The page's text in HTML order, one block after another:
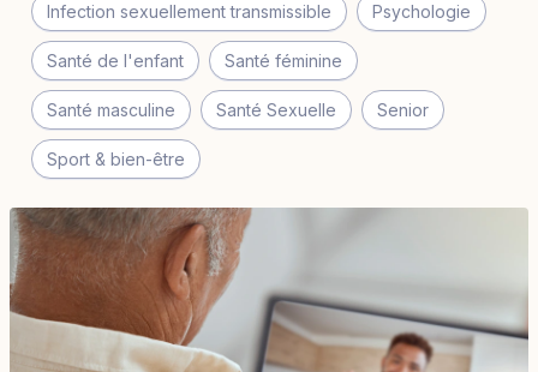
Infection sexuellement transmissible Psychologie
Santé de l'enfant Santé féminine
Santé masculine Santé Sexuelle Senior
Sport & bien-être